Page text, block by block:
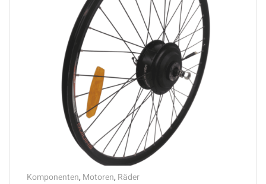
Komponenten, Motoren, Räder